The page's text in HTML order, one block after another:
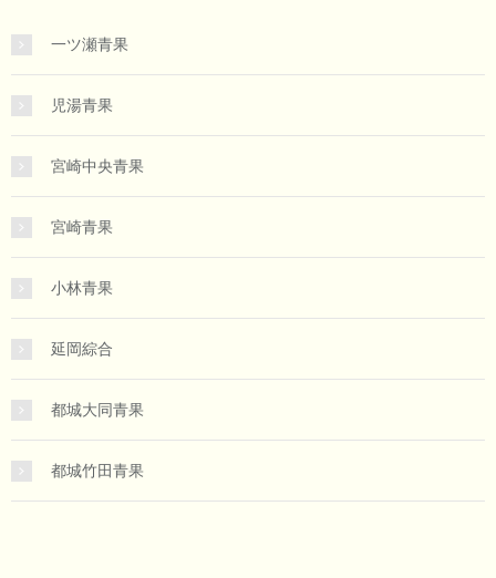
一ツ瀬青果
児湯青果
宮崎中央青果
宮崎青果
小林青果
延岡綜合
都城大同青果
都城竹田青果